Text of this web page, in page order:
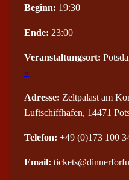
Beginn: 19:30
Ende: 23:00
Veranstaltungsort:
»
Adresse: Zeltpalast am
Luftschiffhafen, 14471
Telefon: +49 (0)173 100
Email: